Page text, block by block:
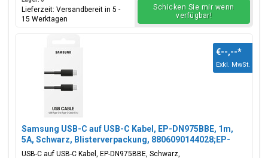
Lieferzeit: Versandbereit in 5 -
15 Werktagen
Schicken Sie mir wenn
verfügbar!
Samsung USB-C auf USB-C Kabel, EP-DN975BBE, 1m,
5A, Schwarz, Blisterverpackung, 8806090144028;EP-
DN975BBEGWW
USB-C auf USB-C Kabel, EP-DN975BBE, Schwarz,
€--,--*
Exkl. MwSt.